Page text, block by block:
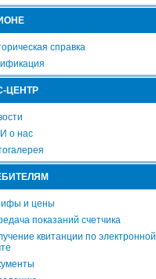
справка
ЦЕНТР
о нас
и цены
показаний счетчика
квитанции по электронной